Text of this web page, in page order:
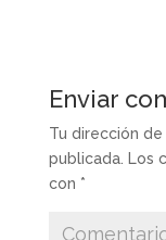
Enviar
Tu dirección
publicada. Los
con *